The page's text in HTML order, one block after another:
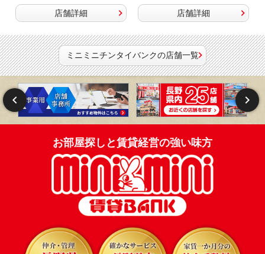
店舗詳細
店舗詳細
ミニミニチンタイバンクの店舗一覧
お部屋探しと賃貸経営の強い味方